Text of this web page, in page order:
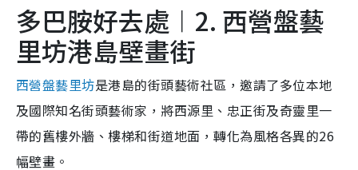
多巴胺好去處︱2. 西營盤藝
里坊港島壁畫街
西營盤藝里坊是港島的街頭藝術社區，邀請了多位本地
及國際知名街頭藝術家，將西源里、忠正街及奇靈里一
帶的舊樓外牆、樓梯和街道地面，轉化為風格各異的26
幅壁畫。